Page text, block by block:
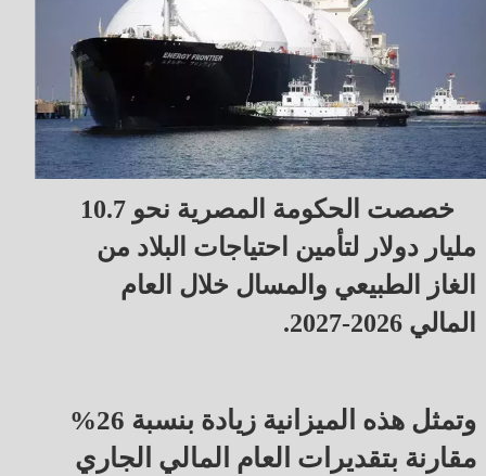
خصصت الحكومة المصرية نحو 10.7
مليار دولار لتأمين احتياجات البلاد من
الغاز الطبيعي والمسال خلال العام
المالي 2026-2027.
وتمثل هذه الميزانية زيادة بنسبة 26%
مقارنة بتقديرات العام المالي الجاري